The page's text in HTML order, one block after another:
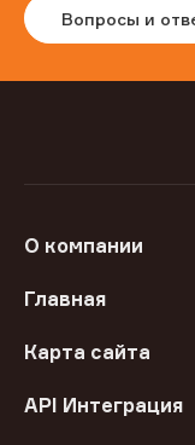
Вопросы и
О компании
Главная
Карта сайта
API Интеграция